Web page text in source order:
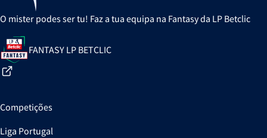
O mister podes ser tu! Faz a tua equipa na Fantasy da LP Betclic
FANTASY LP BETCLIC
Competições
Liga Portugal